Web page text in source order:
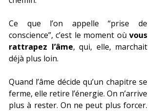
Ce que l’on appelle “prise de
conscience”, c’est le moment où vous
rattrapez l’âme, qui, elle, marchait
déjà plus loin.
Quand l’âme décide qu’un chapitre se
ferme, elle retire l’énergie. On n’arrive
plus à rester. On ne peut plus forcer.